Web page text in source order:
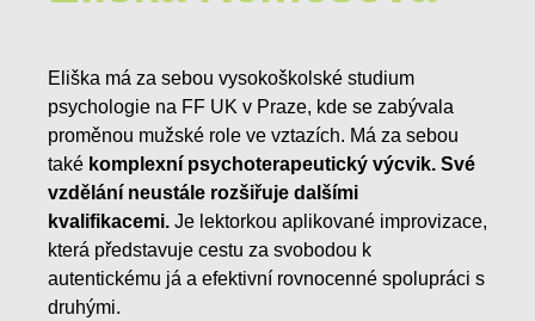
Eliška má za sebou vysokoškolské studium
psychologie na FF UK v Praze, kde se zabývala
proměnou mužské role ve vztazích. Má za sebou
také komplexní psychoterapeutický výcvik. Své
vzdělání neustále rozšiřuje dalšími
kvalifikacemi. Je lektorkou aplikované improvizace,
která představuje cestu za svobodou k
autentickému já a efektivní rovnocenné spolupráci s
druhými.